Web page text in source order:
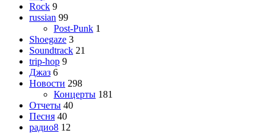
Rock 9
russian 99
Post-Punk 1
Shoegaze 3
Soundtrack 21
trip-hop 9
Джаз 6
Новости 298
Концерты 181
Отчеты 40
Песня 40
радио8 12